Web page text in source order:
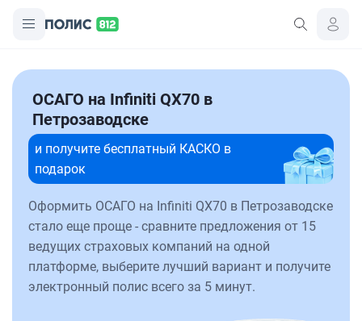
ОСАГО на Infiniti QX70 в
Петрозаводске
и получите бесплатный КАСКО в
подарок
Оформить ОСАГО на Infiniti QX70 в Петрозаводске
стало еще проще - сравните предложения от 15
ведущих страховых компаний на одной
платформе, выберите лучший вариант и получите
электронный полис всего за 5 минут.